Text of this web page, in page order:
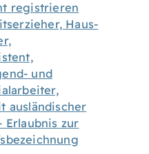
registrieren
Haus-
und
ausländischer
Erlaubnis zur